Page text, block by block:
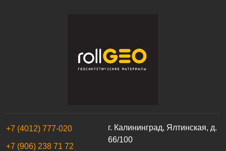
г. Калининград, Ялтинская, д.
66/100
+7 (4012) 777-020
+7 (906) 238 71 72